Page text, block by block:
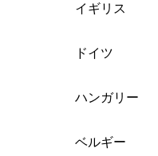
イギリス
ドイツ
ハンガリー
ベルギー